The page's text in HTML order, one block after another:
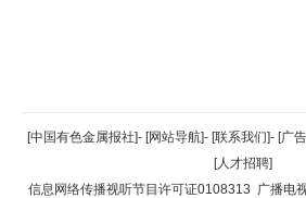
返回顶部
返回首页
[中国有色金属报社]- [网站导航]- [联系我们]- [广
[人才招聘]
信息网络传播视听节目许可证0108313 广播电